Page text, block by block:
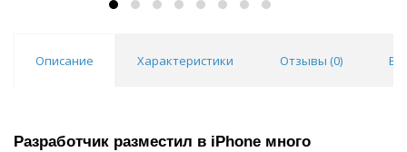
Описание Характеристики Отзывы (0)
Разработчик разместил в iPhone много